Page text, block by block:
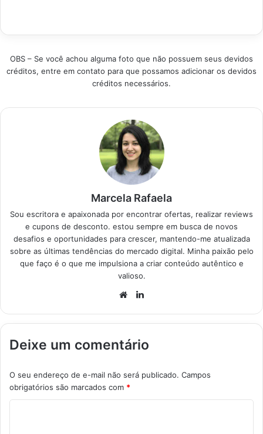
escolher a melhor…
para ajudar na
conjunto que
harmonize estética e
ambiente em um
organizado. Produtos
em Destaque Como
OBS – Se você achou alguma foto que não possuem seus devidos
créditos, entre em contato para que possamos adicionar os devidos
créditos necessários.
Marcela Rafaela
Sou escritora e apaixonada por encontrar ofertas, realizar reviews
e cupons de desconto. estou sempre em busca de novos
desafios e oportunidades para crescer, mantendo-me atualizada
sobre as últimas tendências do mercado digital. Minha paixão pelo
que faço é o que me impulsiona a criar conteúdo autêntico e
valioso.
Website
Deixe um comentário
O seu endereço de e-mail não será publicado. Campos
obrigatórios são marcados com *